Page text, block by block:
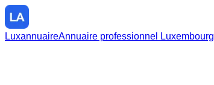
LuxannuaireAnnuaire professionnel Luxembourg